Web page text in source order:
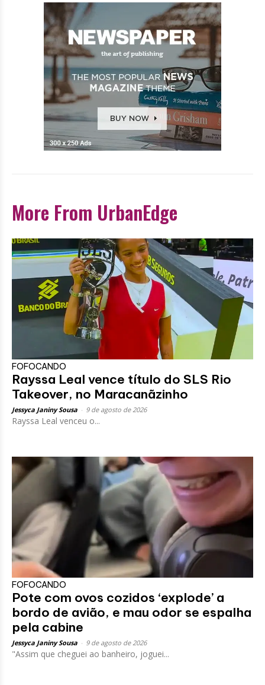
More From UrbanEdge
FOFOCANDO
Rayssa Leal vence título do SLS Rio
Takeover, no Maracanãzinho
Jessyca Janiny Sousa 9 de agosto de 2026
Rayssa Leal venceu o...
FOFOCANDO
Pote com ovos cozidos ‘explode’ a
bordo de avião, e mau odor se espalha
pela cabine
Jessyca Janiny Sousa 9 de agosto de 2026
"Assim que cheguei ao banheiro, joguei...